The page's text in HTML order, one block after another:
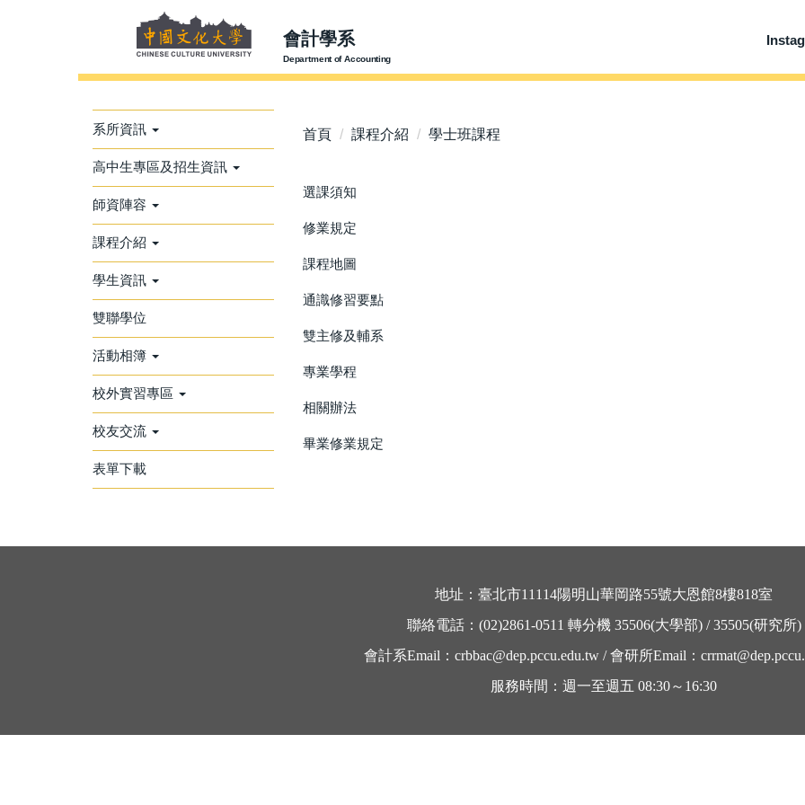
會計學系
Department of Accounting
系所資訊
高中生專區及招生資訊
師資陣容
課程介紹
學生資訊
雙聯學位
活動相簿
校外實習專區
校友交流
表單下載
首頁 課程介紹 學士班課程
選課須知
修業規定
課程地圖
通識修習要點
雙主修及輔系
專業學程
相關辦法
畢業修業規定
地址：臺北市11114陽明山華岡路55號大恩館8樓818室
聯絡電話： (02)2861-0511 轉分機 35506(大學部) /35505(研究所)
會計系Email ： crbbac@dep.pccu.edu.tw /會研所Email ：
服務時間：週一至週五 08:30～16:30